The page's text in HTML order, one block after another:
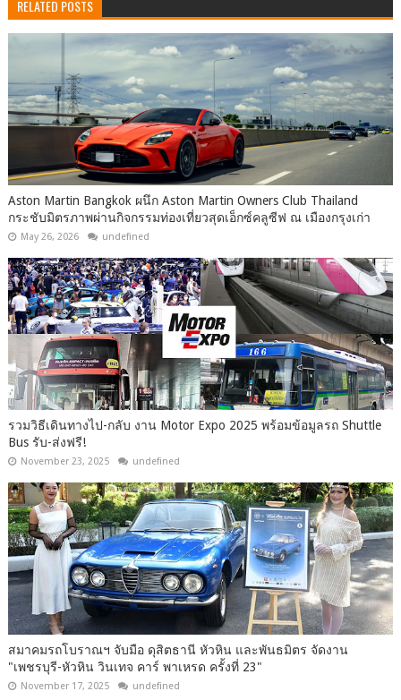
RELATED POSTS
Aston Martin Bangkok ผนึก Aston Martin Owners Club Thailand
กระชับมิตรภาพผ่านกิจกรรมท่องเที่ยวสุดเอ็กซ์คลูซีฟ ณ เมืองกรุงเก่า
May 26, 2026 undefined
รวมวิธีเดินทางไป-กลับ งาน Motor Expo 2025 พร้อมข้อมูลรถ Shuttle
Bus รับ-ส่งฟรี!
November 23, 2025 undefined
สมาคมรถโบราณฯ จับมือ ดุสิตธานี หัวหิน และพันธมิตร จัดงาน
"เพชรบุรี-หัวหิน วินเทจ คาร์ พาเหรด ครั้งที่ 23"
November 17, 2025 undefined